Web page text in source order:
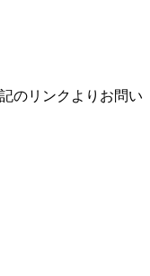
のリンクよりお問い